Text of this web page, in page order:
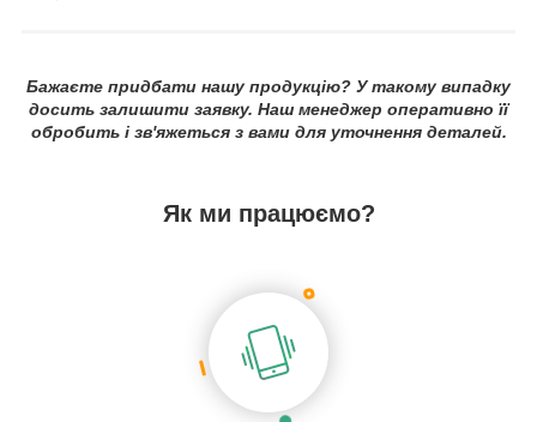
Бажаєте придбати нашу продукцію? У такому випадку
досить залишити заявку. Наш менеджер оперативно її
обробить і зв'яжеться з вами для уточнення деталей.
Як ми працюємо?